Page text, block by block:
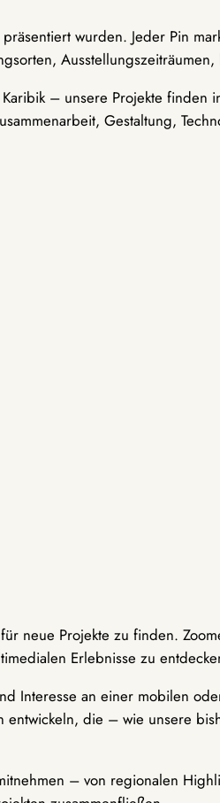
wurden. Jeder Pin
– unsere Projekte finden
Gestaltung,
neue Projekte zu finden.
Erlebnisse zu
Interesse an einer mobilen
entwickeln, die – wie unsere
– von regionalen